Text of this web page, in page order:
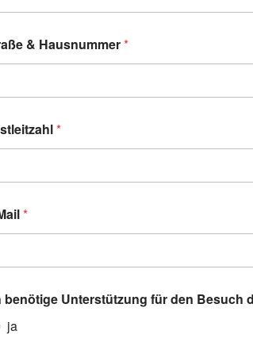
& Hausnummer*
*
*
benötige Unterstützung für den Besuch
ja